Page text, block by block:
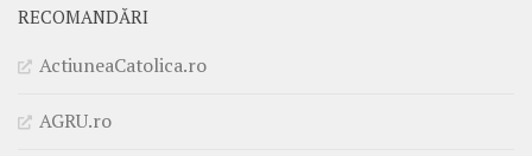
RECOMANDĂRI
ActiuneaCatolica.ro
AGRU.ro